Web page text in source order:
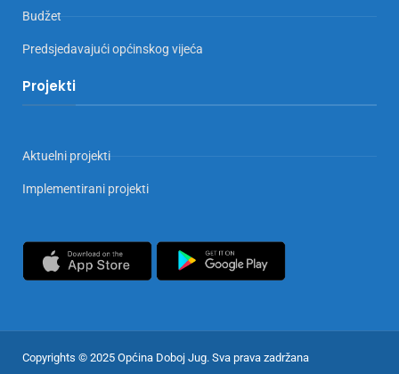
Budžet
Predsjedavajući općinskog vijeća
Projekti
Aktuelni projekti
Implementirani projekti
Copyrights © 2025 Općina Doboj Jug. Sva prava zadržana